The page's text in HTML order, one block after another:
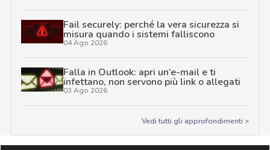
Fail securely: perché la vera sicurezza si
misura quando i sistemi falliscono
04 Ago 2026
Falla in Outlook: apri un’e-mail e ti
infettano, non servono più link o allegati
03 Ago 2026
Vedi tutti gli approfondimenti >